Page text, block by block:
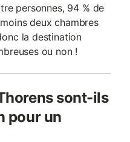
personnes, 94 % de
deux chambres
la destination
ou non !
sont-ils
pour un